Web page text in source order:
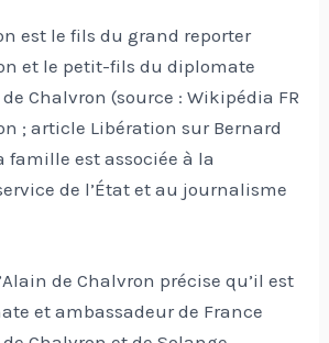
est le fils du grand reporter
et le petit-fils du diplomate
Chalvron (source : Wikipédia FR
; article Libération sur Bernard
famille est associée à la
de l’État et au journalisme
de Chalvron précise qu’il est
et ambassadeur de France